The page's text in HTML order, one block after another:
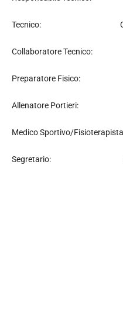
Tecnico:
Collaboratore Tecnico:
Preparatore Fisico:
Allenatore Portieri:
Medico Sportivo/
Segretario: